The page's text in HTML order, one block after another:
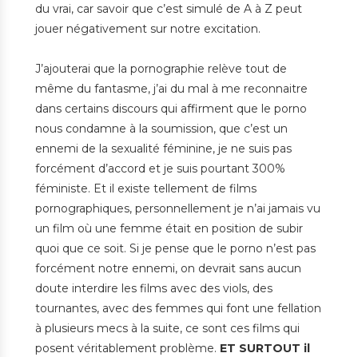
du vrai, car savoir que c’est simulé de A à Z peut
jouer négativement sur notre excitation.
J’ajouterai que la pornographie relève tout de
même du fantasme, j’ai du mal à me reconnaitre
dans certains discours qui affirment que le porno
nous condamne à la soumission, que c’est un
ennemi de la sexualité féminine, je ne suis pas
forcément d’accord et je suis pourtant 300%
féministe. Et il existe tellement de films
pornographiques, personnellement je n’ai jamais vu
un film où une femme était en position de subir
quoi que ce soit. Si je pense que le porno n’est pas
forcément notre ennemi, on devrait sans aucun
doute interdire les films avec des viols, des
tournantes, avec des femmes qui font une fellation
à plusieurs mecs à la suite, ce sont ces films qui
posent véritablement problème. ET SURTOUT il